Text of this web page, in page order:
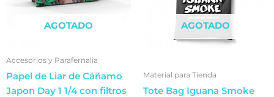
AGOTADO
Accesorios y Parafernalia
Papel de Liar de Cáñamo
Japon Day 1 1/4 con filtros
AGOTADO
Material para Tienda
Tote Bag Iguana Smoke